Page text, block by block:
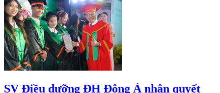
SV Điều dưỡng ĐH Đông Á nhận quyết